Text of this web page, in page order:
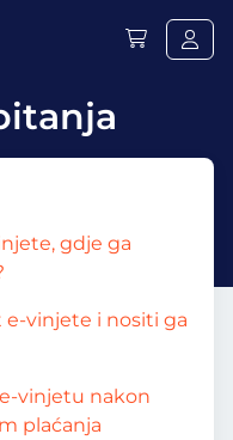
gdje ga
e-vinjete i nositi ga
vinjetu nakon
plaćanja